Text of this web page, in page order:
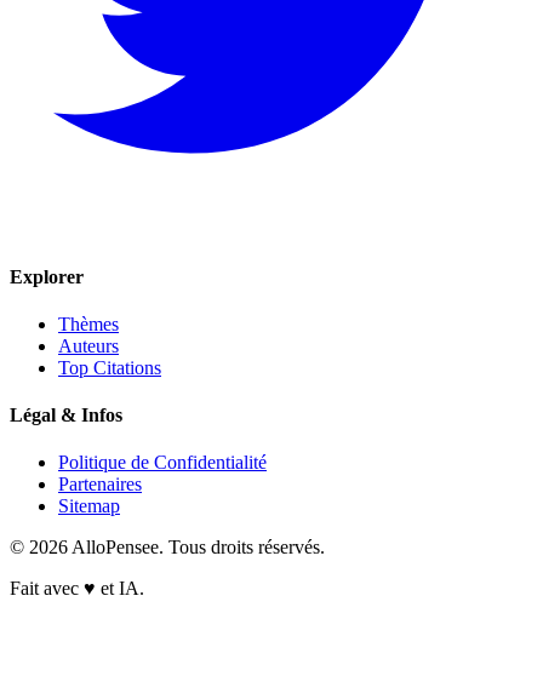
Explorer
Thèmes
Auteurs
Top Citations
Légal & Infos
Politique de Confidentialité
Partenaires
Sitemap
© 2026 AlloPensee. Tous droits réservés.
Fait avec ♥ et IA.